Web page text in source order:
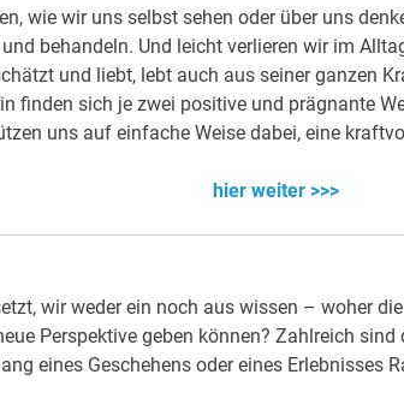
wie wir uns selbst sehen oder über uns
behandeln. Und leicht verlieren wir im
und liebt, lebt auch aus seiner ganzen
finden sich je zwei positive und prägnante
uns auf einfache Weise dabei, eine
hier weiter >>>
wir weder ein noch aus wissen – woher
Perspektive geben können? Zahlreich sind
eines Geschehens oder eines Erlebnisses